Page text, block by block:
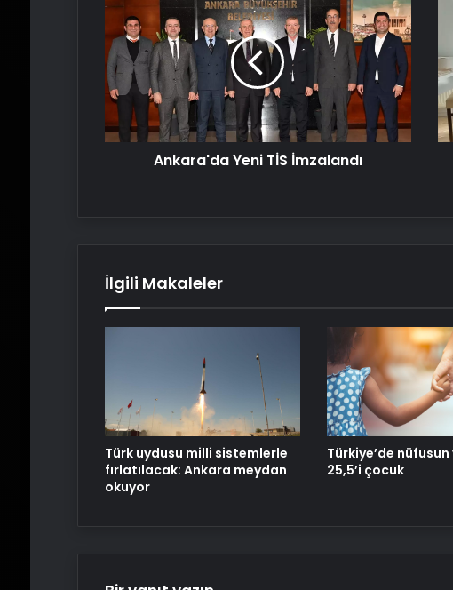
Yeni
İmzalandı
Ankara'da Yeni TİS İmzalandı
İlgili Makaleler
Türk uydusu milli sistemlerle
fırlatılacak: Ankara meydan
okuyor
Türkiye’de
25,5’i çocuk